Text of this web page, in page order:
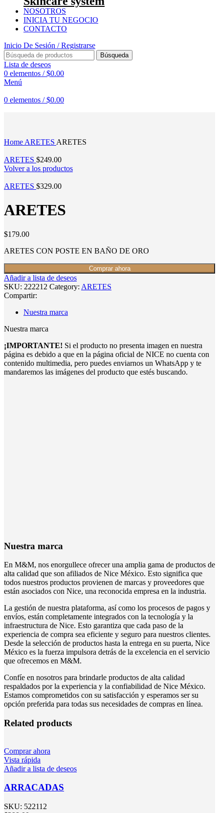
NOSOTROS
INICIA TU NEGOCIO
CONTACTO
Inicio De Sesión / Registrarse
Búsqueda
Lista de deseos
0 elementos / $0.00
Menú
0 elementos / $0.00
Home ARETES ARETES
ARETES $249.00
Volver a los productos
ARETES $329.00
ARETES
$179.00
ARETES CON POSTE EN BAÑO DE ORO
Comprar ahora
Añadir a lista de deseos
SKU: 222212 Category: ARETES
Compartir:
Nuestra marca
Nuestra marca
¡IMPORTANTE! Si el producto no presenta imagen en nuestra
página es debido a que en la página oficial de NICE no cuenta con
contenido multimedia, pero puedes enviarnos un WhatsApp y te
mandaremos las imágenes del producto que estés buscando.
Nuestra marca
En M&M, nos enorgullece ofrecer una amplia gama de productos de
alta calidad que son afiliados de Nice México. Esto significa que
todos nuestros productos provienen de marcas y proveedores que
están asociados con Nice, una reconocida empresa en la industria.
La gestión de nuestra plataforma, así como los procesos de pagos y
envíos, están completamente integrados con la tecnología y la
infraestructura de Nice. Esto garantiza que cada paso de la
experiencia de compra sea eficiente y seguro para nuestros clientes.
Desde la selección de productos hasta la entrega en su puerta, Nice
México es la fuerza impulsora detrás de la excelencia en el servicio
que ofrecemos en M&M.
Confíe en nosotros para brindarle productos de alta calidad
respaldados por la experiencia y la confiabilidad de Nice México.
Estamos comprometidos con su satisfacción y esperamos ser su
opción preferida para todas sus necesidades de compras en línea.
Related products
Comprar ahora
Vista rápida
Añadir a lista de deseos
ARRACADAS
SKU: 522112